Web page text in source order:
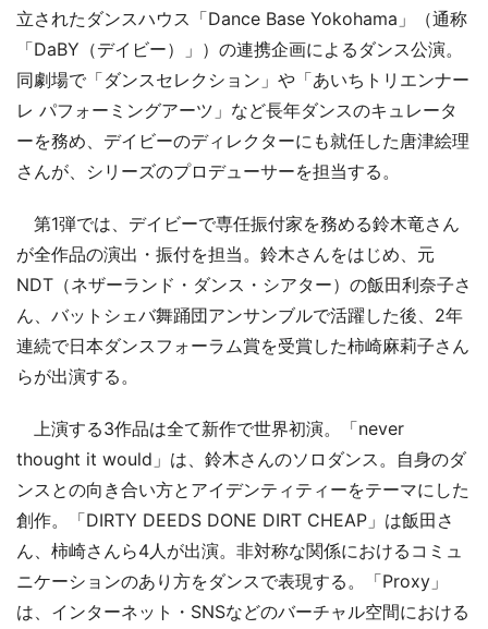
立されたダンスハウス「Dance Base Yokohama」（通称
「DaBY（デイビー）」）の連携企画によるダンス公演。
同劇場で「ダンスセレクション」や「あいちトリエンナー
レ パフォーミングアーツ」など長年ダンスのキュレータ
ーを務め、デイビーのディレクターにも就任した唐津絵理
さんが、シリーズのプロデューサーを担当する。
第1弾では、デイビーで専任振付家を務める鈴木竜さん
が全作品の演出・振付を担当。鈴木さんをはじめ、元
NDT（ネザーランド・ダンス・シアター）の飯田利奈子さ
ん、バットシェバ舞踊団アンサンブルで活躍した後、2年
連続で日本ダンスフォーラム賞を受賞した柿崎麻莉子さん
らが出演する。
上演する3作品は全て新作で世界初演。「never
thought it would」は、鈴木さんのソロダンス。自身のダ
ンスとの向き合い方とアイデンティティーをテーマにした
創作。「DIRTY DEEDS DONE DIRT CHEAP」は飯田さ
ん、柿崎さんら4人が出演。非対称な関係におけるコミュ
ニケーションのあり方をダンスで表現する。「Proxy」
は、インターネット・SNSなどのバーチャル空間における